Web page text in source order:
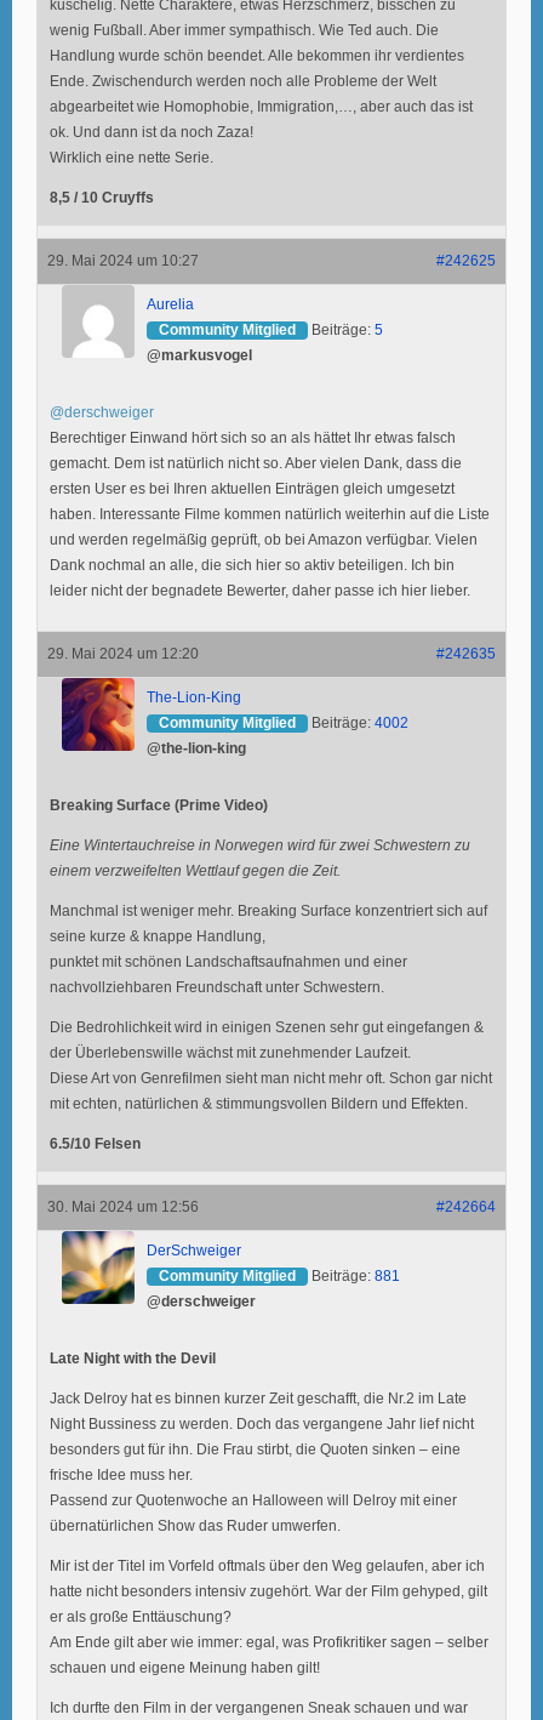
kuschelig. Nette Charaktere, etwas Herzschmerz, bisschen zu
wenig Fußball. Aber immer sympathisch. Wie Ted auch. Die
Handlung wurde schön beendet. Alle bekommen ihr verdientes
Ende. Zwischendurch werden noch alle Probleme der Welt
abgearbeitet wie Homophobie, Immigration,…, aber auch das ist
ok. Und dann ist da noch Zaza!
Wirklich eine nette Serie.
8,5 / 10 Cruyffs
29. Mai 2024 um 10:27 #242625
Aurelia
Community Mitglied
Beiträge: 5
@markusvogel
@derschweiger
Berechtiger Einwand hört sich so an als hättet Ihr etwas falsch
gemacht. Dem ist natürlich nicht so. Aber vielen Dank, dass die
ersten User es bei Ihren aktuellen Einträgen gleich umgesetzt
haben. Interessante Filme kommen natürlich weiterhin auf die Liste
und werden regelmäßig geprüft, ob bei Amazon verfügbar. Vielen
Dank nochmal an alle, die sich hier so aktiv beteiligen. Ich bin
leider nicht der begnadete Bewerter, daher passe ich hier lieber.
29. Mai 2024 um 12:20 #242635
The-Lion-King
Community Mitglied
Beiträge: 4002
@the-lion-king
Breaking Surface (Prime Video)
Eine Wintertauchreise in Norwegen wird für zwei Schwestern zu
einem verzweifelten Wettlauf gegen die Zeit.
Manchmal ist weniger mehr. Breaking Surface konzentriert sich auf
seine kurze & knappe Handlung,
punktet mit schönen Landschaftsaufnahmen und einer
nachvollziehbaren Freundschaft unter Schwestern.
Die Bedrohlichkeit wird in einigen Szenen sehr gut eingefangen &
der Überlebenswille wächst mit zunehmender Laufzeit.
Diese Art von Genrefilmen sieht man nicht mehr oft. Schon gar nicht
mit echten, natürlichen & stimmungsvollen Bildern und Effekten.
6.5/10 Felsen
30. Mai 2024 um 12:56 #242664
DerSchweiger
Community Mitglied
Beiträge: 881
@derschweiger
Late Night with the Devil
Jack Delroy hat es binnen kurzer Zeit geschafft, die Nr.2 im Late
Night Bussiness zu werden. Doch das vergangene Jahr lief nicht
besonders gut für ihn. Die Frau stirbt, die Quoten sinken – eine
frische Idee muss her.
Passend zur Quotenwoche an Halloween will Delroy mit einer
übernatürlichen Show das Ruder umwerfen.
Mir ist der Titel im Vorfeld oftmals über den Weg gelaufen, aber ich
hatte nicht besonders intensiv zugehört. War der Film gehyped, gilt
er als große Enttäuschung?
Am Ende gilt aber wie immer: egal, was Profikritiker sagen – selber
schauen und eigene Meinung haben gilt!
Ich durfte den Film in der vergangenen Sneak schauen und war